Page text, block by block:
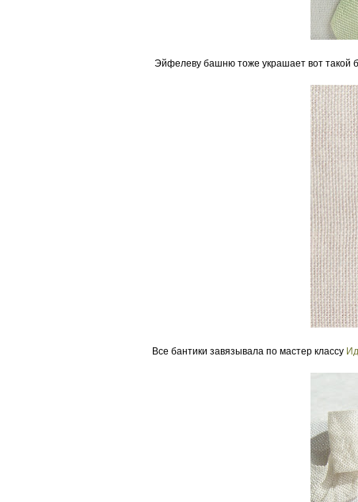
Эйфелеву башню тоже украшает вот такой
Все бантики завязывала по мастер классу